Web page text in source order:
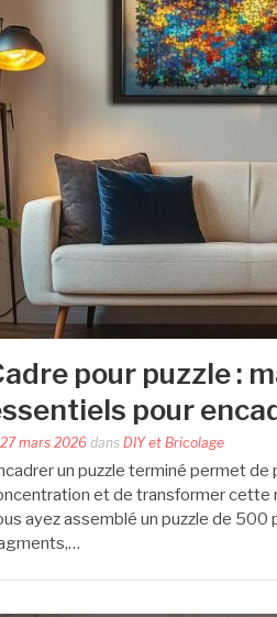
pour puzzle :
pour
27 mars 2026 dans DIY et Bricolage
un puzzle terminé permet
et de transformer cette
ayez assemblé un puzzle de 500